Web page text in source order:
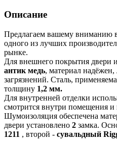
Описание
Предлагаем вашему вниманию
одного из лучших
рынке.
Для внешнего покрытия двери
антик медь, материал
загрязнений. Сталь,
толщину 1,2 мм.
Для внутренней отделки
смотрится внутри помещения и
Шумоизоляция обеспечена
двери установлено 2 замка.
1211 , второй - сувальдный